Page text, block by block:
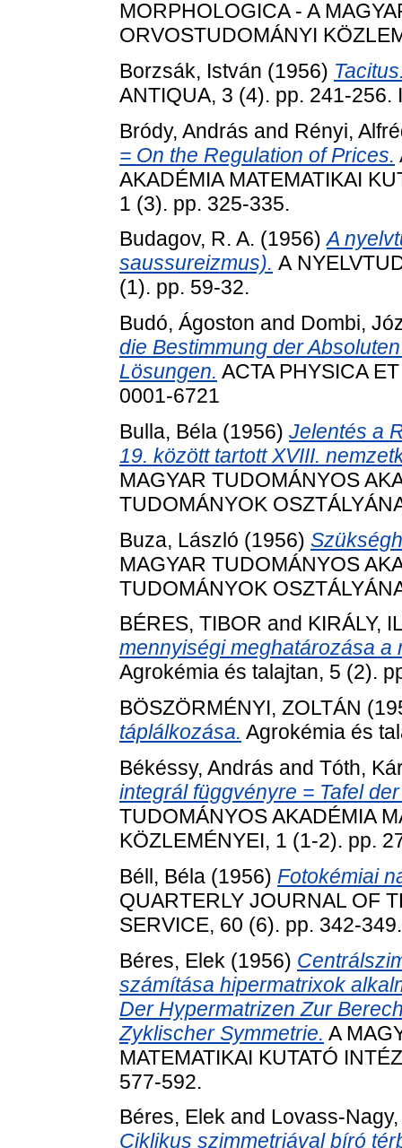
MORPHOLOGICA - A
ORVOSTUDOMÁNYI
Borzsák, István (1956)
ANTIQUA, 3 (4). pp. 241-256.
Bródy, András and Rényi,
= On the Regulation of Prices.
AKADÉMIA MATEMATIKAI
1 (3). pp. 325-335.
Budagov, R. A. (1956)A
saussureizmus). А
(1). pp. 59-32.
Budó, Ágoston and Dombi,
die Bestimmung der
Lösungen. ACTA PHYSICA
0001-6721
Bulla, Béla (1956) Jelentés a
19. között tartott XVIII.
MAGYAR TUDOMÁNYOS
TUDOMÁNYOK
Buza, László (1956)
MAGYAR TUDOMÁNYOS
TUDOMÁNYOK
BÉRES, TIBOR and KIRÁLY,
mennyiségi meghatározása
Agrokémia és talajtan, 5 (2).
BÖSZÖRMÉNYI, ZOLTÁN
táplálkozása. Agrokémia és
Békéssy, András and Tóth,
integrál függvényre = Tafel
TUDOMÁNYOS AKADÉMIA
KÖZLEMÉNYEI, 1 (1-2). pp.
Béll, Béla (1956) Fotokémiai
QUARTERLY JOURNAL OF
SERVICE, 60 (6). pp. 342-
Béres, Elek (1956)
számítása hipermatrixok
Der Hypermatrizen Zur
Zyklischer Symmetrie. A
MATEMATIKAI KUTATÓ
577-592.
Béres, Elek and Lovass-
Ciklikus szimmetriával bíró